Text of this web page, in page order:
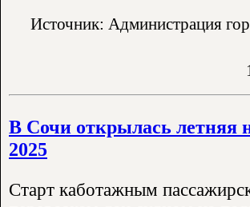
Источник: Администрация
В Сочи открылась летняя
2025
Старт каботажным